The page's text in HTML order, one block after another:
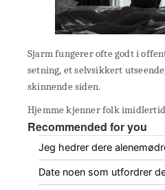
Sjarm fungerer ofte godt i
setning, et selvsikkert
skinnende siden.
Hjemme kjenner folk imidlertid
Recommended for you
Jeg hedrer dere
Date noen som utfordrer